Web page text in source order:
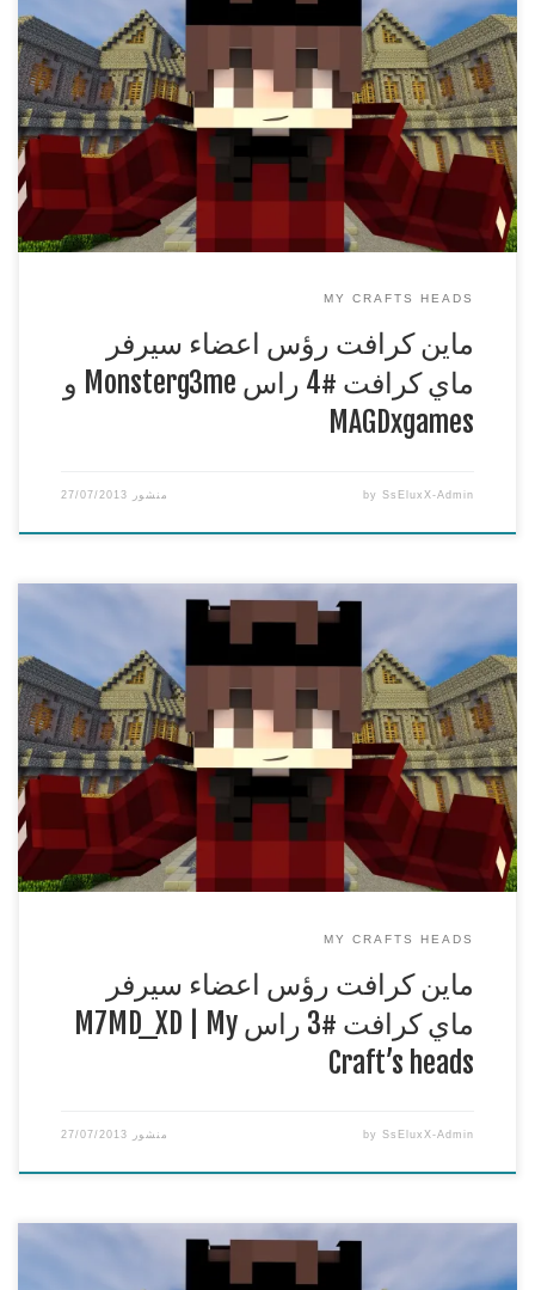
ماين كرافت رؤس اعضاء سيرفر ماي كرافت #4 راس
Monsterg3me و MAGDxgames
***********************************************
اذا عجبك الفيديو لا تنسى التقييم واتمنى اذا كان عندك اي اقتراحات
تكتب في الكومنت
***********************************************
لا تنسون لايك وسبس كرايب ومفضلة
***********************************************
MY CRAFTS HEADS
ماين كرافت رؤس اعضاء سيرفر
ماي كرافت #4 راس Monsterg3me و
MAGDxgames
bySsEluxX-Admin منشور 27/07/2013
ماين كرافت رؤس اعضاء سيرفر ماي كرافت #3 راس
M7MD_XD | My Craft’s heads
***********************************************
اذا عجبك الفيديو لا تنسى التقييم واتمنى اذا كان عندك اي اقتراحات
تكتب في الكومنت
***********************************************
لا تنسون لايك وسبس كرايب ومفضلة
***********************************************
MY CRAFTS HEADS
ماين كرافت رؤس اعضاء سيرفر
ماي كرافت #3 راس M7MD_XD | My
Craft’s heads
bySsEluxX-Admin منشور 27/07/2013